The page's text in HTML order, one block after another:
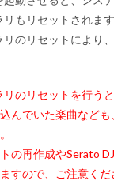
もリセットされます
リのリセットにより
リのリセットを行う
んでいた楽曲なども
の再作成やSerato
すので、ご注意くだ